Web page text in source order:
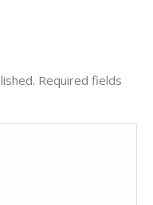
Required fields